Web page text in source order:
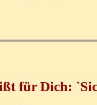
für Dich: